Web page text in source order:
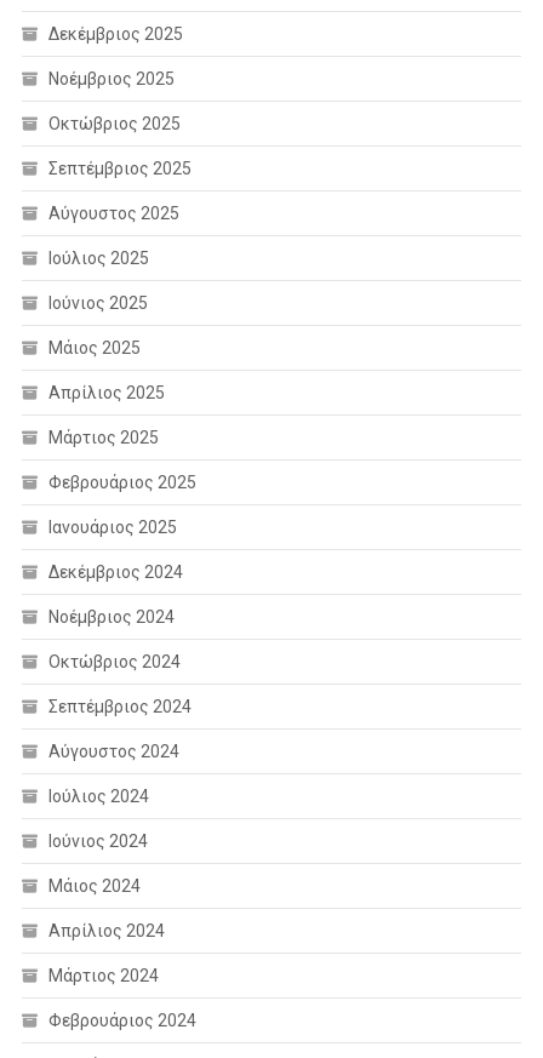
Δεκέμβριος 2025
Νοέμβριος 2025
Οκτώβριος 2025
Σεπτέμβριος 2025
Αύγουστος 2025
Ιούλιος 2025
Ιούνιος 2025
Μάιος 2025
Απρίλιος 2025
Μάρτιος 2025
Φεβρουάριος 2025
Ιανουάριος 2025
Δεκέμβριος 2024
Νοέμβριος 2024
Οκτώβριος 2024
Σεπτέμβριος 2024
Αύγουστος 2024
Ιούλιος 2024
Ιούνιος 2024
Μάιος 2024
Απρίλιος 2024
Μάρτιος 2024
Φεβρουάριος 2024